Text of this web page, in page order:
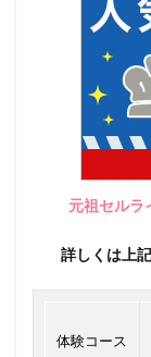
元祖セルラ
詳しくは上
体験コース